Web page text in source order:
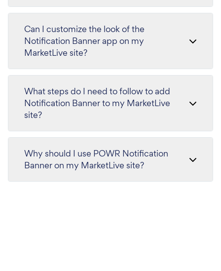
Can I customize the look of the
Notification Banner app on my
MarketLive site?
What steps do I need to follow to add
Notification Banner to my MarketLive
site?
Why should I use POWR Notification
Banner on my MarketLive site?